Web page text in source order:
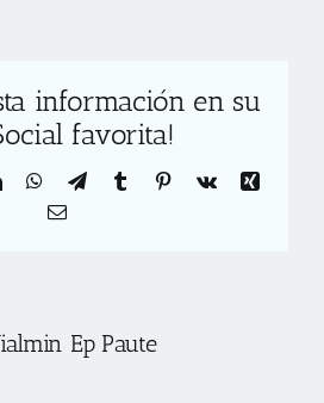
información en su
favorita!
LinkedInWhatsApp
TelegramTumblr Pinterest
Vk
Xing
Correo
Ep Paute